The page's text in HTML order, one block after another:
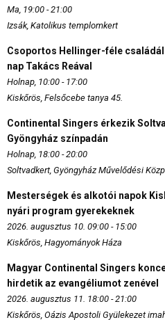
Ma, 19:00 - 21:00
Izsák, Katolikus templomkert
Csoportos Hellinger-féle
nap Takács Reával
Holnap, 10:00 - 17:00
Kiskőrös, Felsőcebe tanya 45.
Continental Singers érkezik
Gyöngyház színpadán
Holnap, 18:00 - 20:00
Soltvadkert, Gyöngyház Művelődési
Mesterségek és alkotói napok
nyári program gyerekeknek
2026. augusztus 10. 09:00 - 15:00
Kiskőrös, Hagyományok Háza
Magyar Continental Singers
hirdetik az evangéliumot zenével
2026. augusztus 11. 18:00 - 21:00
Kiskőrös, Oázis Apostoli Gyülekezet